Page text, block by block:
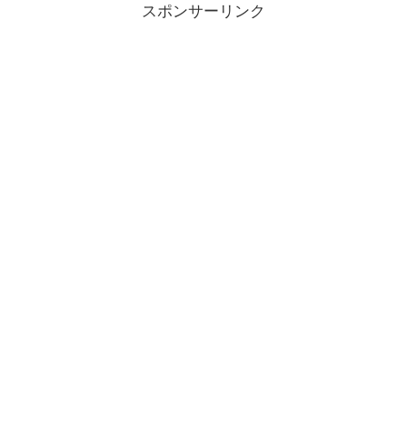
スポンサーリンク